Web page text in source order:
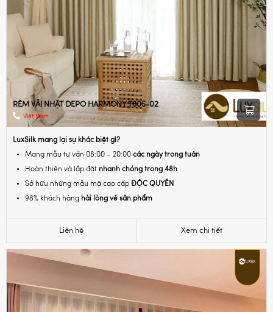
RÈM VẢI NHẬT DEPO HARMONY T805-02
Việt Nam
LuxSilk mang lại sự khác biệt gì?
Mang mẫu tư vấn 08:00 – 20:00 các ngày trong tuần
Hoàn thiện và lắp đặt nhanh chóng trong 48h
Sở hữu những mẫu mã cao cấp ĐỘC QUYỀN
98% khách hàng hài lòng về sản phẩm
Liên hệ Xem chi tiết